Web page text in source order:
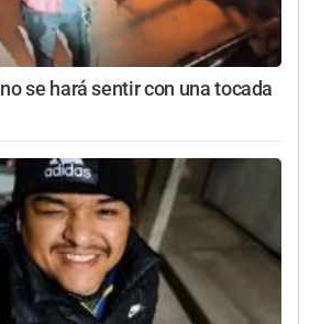
se hará sentir con una tocada